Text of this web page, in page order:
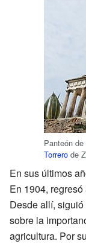
Panteón
Torrero de
En sus últimos
En 1904,
Desde allí,
sobre la
agricultura. Por